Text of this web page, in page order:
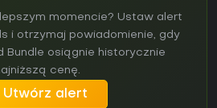
momencie? Ustaw alert
i otrzymaj powiadomienie, gdy
Bundle osiągnie historycznie
cenę.
Utwórz alert